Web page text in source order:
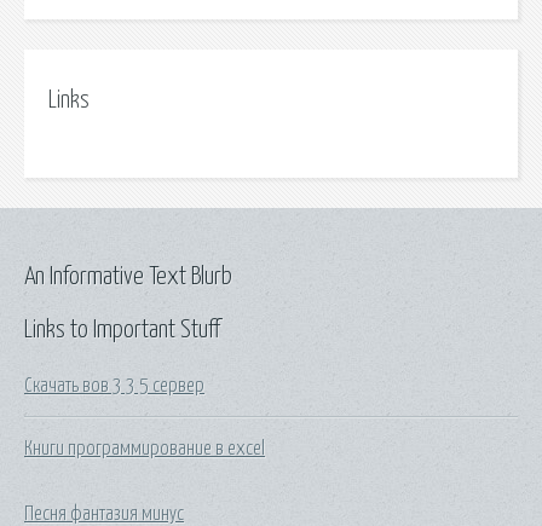
Links
Links to Important Stuff
Скачать вов 3 3 5 сервер
Книги программирование в excel
Песня фантазия минус
An Informative Text Blurb